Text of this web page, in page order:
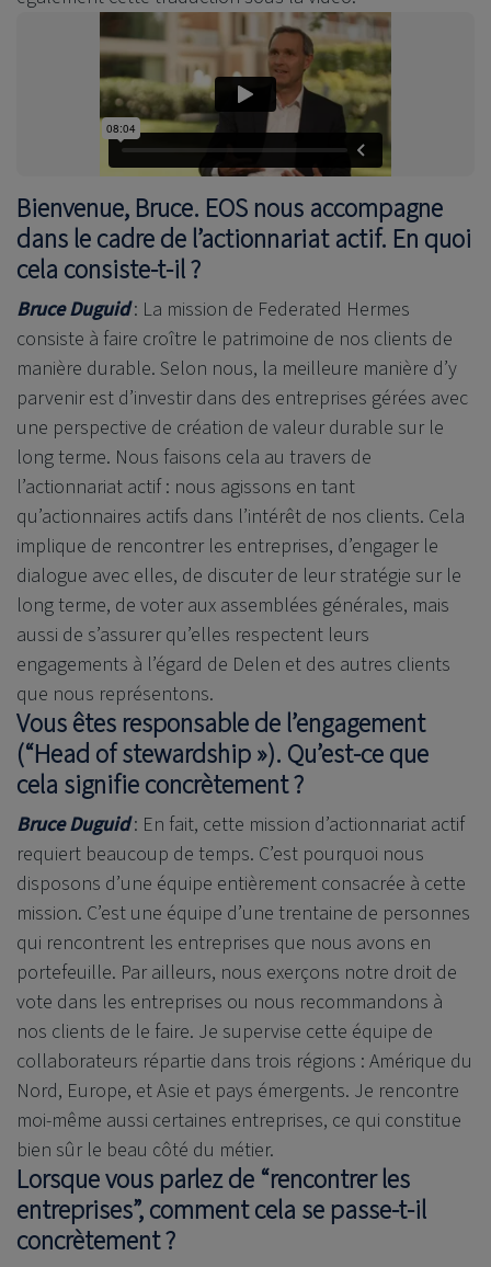
Bienvenue, Bruce. EOS nous accompagne
dans le cadre de l’actionnariat actif. En quoi
cela consiste-t-il ?
Bruce Duguid : La mission de Federated Hermes
consiste à faire croître le patrimoine de nos clients de
manière durable. Selon nous, la meilleure manière d’y
parvenir est d’investir dans des entreprises gérées avec
une perspective de création de valeur durable sur le
long terme. Nous faisons cela au travers de
l’actionnariat actif : nous agissons en tant
qu’actionnaires actifs dans l’intérêt de nos clients. Cela
implique de rencontrer les entreprises, d’engager le
dialogue avec elles, de discuter de leur stratégie sur le
long terme, de voter aux assemblées générales, mais
aussi de s’assurer qu’elles respectent leurs
engagements à l’égard de Delen et des autres clients
que nous représentons.
Vous êtes responsable de l’engagement
(“Head of stewardship »). Qu’est-ce que
cela signifie concrètement ?
Bruce Duguid : En fait, cette mission d’actionnariat actif
requiert beaucoup de temps. C’est pourquoi nous
disposons d’une équipe entièrement consacrée à cette
mission. C’est une équipe d’une trentaine de personnes
qui rencontrent les entreprises que nous avons en
portefeuille. Par ailleurs, nous exerçons notre droit de
vote dans les entreprises ou nous recommandons à
nos clients de le faire. Je supervise cette équipe de
collaborateurs répartie dans trois régions : Amérique du
Nord, Europe, et Asie et pays émergents. Je rencontre
moi-même aussi certaines entreprises, ce qui constitue
bien sûr le beau côté du métier.
Lorsque vous parlez de “rencontrer les
entreprises”, comment cela se passe-t-il
concrètement ?